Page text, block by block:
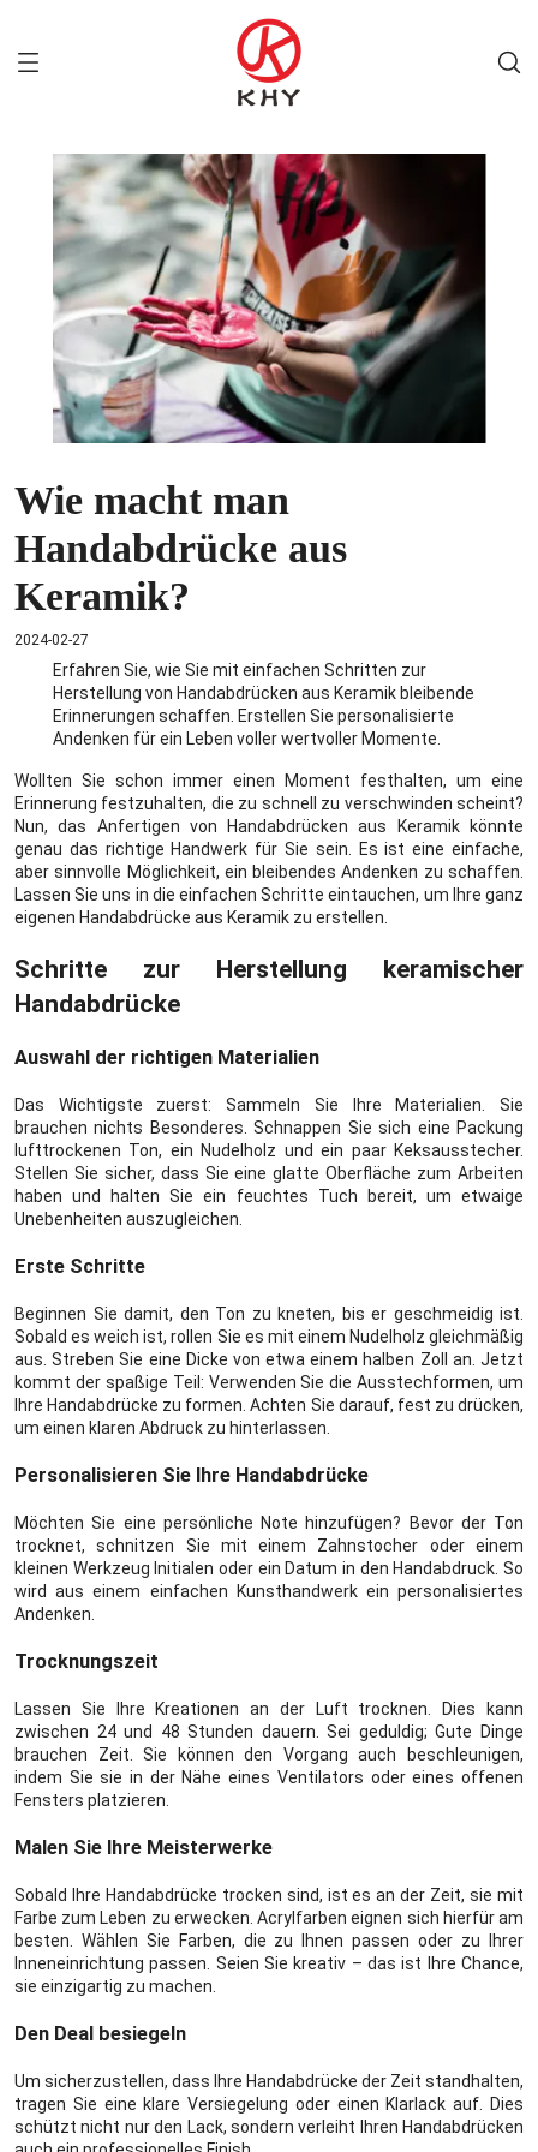
Wie macht man
Handabdrücke aus
Keramik?
2024-02-27
Erfahren Sie, wie Sie mit einfachen Schritten zur
Herstellung von Handabdrücken aus Keramik bleibende
Erinnerungen schaffen. Erstellen Sie personalisierte
Andenken für ein Leben voller wertvoller Momente.
Wollten Sie schon immer einen Moment festhalten, um eine
Erinnerung festzuhalten, die zu schnell zu verschwinden scheint?
Nun, das Anfertigen von Handabdrücken aus Keramik könnte
genau das richtige Handwerk für Sie sein. Es ist eine einfache,
aber sinnvolle Möglichkeit, ein bleibendes Andenken zu schaffen.
Lassen Sie uns in die einfachen Schritte eintauchen, um Ihre ganz
eigenen Handabdrücke aus Keramik zu erstellen.
Schritte zur Herstellung keramischer
Handabdrücke
Auswahl der richtigen Materialien
Das Wichtigste zuerst: Sammeln Sie Ihre Materialien. Sie
brauchen nichts Besonderes. Schnappen Sie sich eine Packung
lufttrockenen Ton, ein Nudelholz und ein paar Keksausstecher.
Stellen Sie sicher, dass Sie eine glatte Oberfläche zum Arbeiten
haben und halten Sie ein feuchtes Tuch bereit, um etwaige
Unebenheiten auszugleichen.
Erste Schritte
Beginnen Sie damit, den Ton zu kneten, bis er geschmeidig ist.
Sobald es weich ist, rollen Sie es mit einem Nudelholz gleichmäßig
aus. Streben Sie eine Dicke von etwa einem halben Zoll an. Jetzt
kommt der spaßige Teil: Verwenden Sie die Ausstechformen, um
Ihre Handabdrücke zu formen. Achten Sie darauf, fest zu drücken,
um einen klaren Abdruck zu hinterlassen.
Personalisieren Sie Ihre Handabdrücke
Möchten Sie eine persönliche Note hinzufügen? Bevor der Ton
trocknet, schnitzen Sie mit einem Zahnstocher oder einem
kleinen Werkzeug Initialen oder ein Datum in den Handabdruck. So
wird aus einem einfachen Kunsthandwerk ein personalisiertes
Andenken.
Trocknungszeit
Lassen Sie Ihre Kreationen an der Luft trocknen. Dies kann
zwischen 24 und 48 Stunden dauern. Sei geduldig; Gute Dinge
brauchen Zeit. Sie können den Vorgang auch beschleunigen,
indem Sie sie in der Nähe eines Ventilators oder eines offenen
Fensters platzieren.
Malen Sie Ihre Meisterwerke
Sobald Ihre Handabdrücke trocken sind, ist es an der Zeit, sie mit
Farbe zum Leben zu erwecken. Acrylfarben eignen sich hierfür am
besten. Wählen Sie Farben, die zu Ihnen passen oder zu Ihrer
Inneneinrichtung passen. Seien Sie kreativ – das ist Ihre Chance,
sie einzigartig zu machen.
Den Deal besiegeln
Um sicherzustellen, dass Ihre Handabdrücke der Zeit standhalten,
tragen Sie eine klare Versiegelung oder einen Klarlack auf. Dies
schützt nicht nur den Lack, sondern verleiht Ihren Handabdrücken